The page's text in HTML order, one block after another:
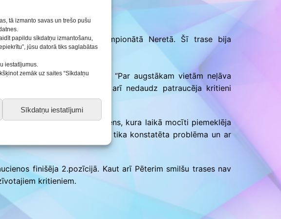
tā izmanto savas un trešo pušu
papildu sīkdatņu izmantošanu,
jūsu datorā tiks saglabātas
iestatījumus.
zemāk uz saites “Sīkdatņu
Sīkdatņu iestatījumi
Latvijas Junioru čempionātā Neretā. Šī trase bija
otrajā braucienā 7.vieta. “Par augstākam vietām neļāva
bija “pacelt” startu, kā arī nedaudz patraucēja kritieni
pacīnīties pirmais brauciens, kura laikā mocīti piemeklēja
Pirms otrā brauciena tika konstatēta problēma un ar
finišēja 2.pozīcijā. Kaut arī Pēterim smilšu trases nav
kritieniem.